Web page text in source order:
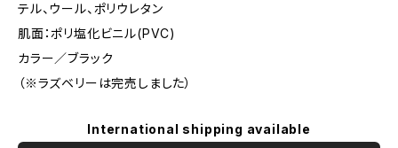
テル、ウール、ポリウレタン
肌面：ポリ塩化ビニル(PVC)
カラー／ブラック
（※ラズベリーは完売しました）
International shipping available